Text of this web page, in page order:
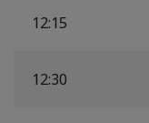
12:15
12:30